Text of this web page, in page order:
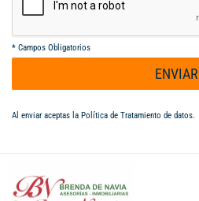
* Campos Obligatorios
ENVIAR
Al enviar aceptas la Política de Tratamiento de datos.